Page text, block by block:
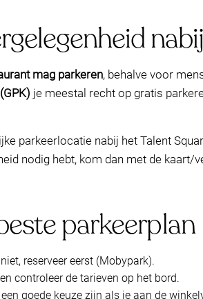
mag parkeren, behalve voor
je meestal recht op gratis
parkeerlocatie nabij het Talent
nodig hebt, kom dan met de
parkeerplan
reserveer eerst (Mobypark).
controleer de tarieven op het bord.
goede keuze zijn als je aan de